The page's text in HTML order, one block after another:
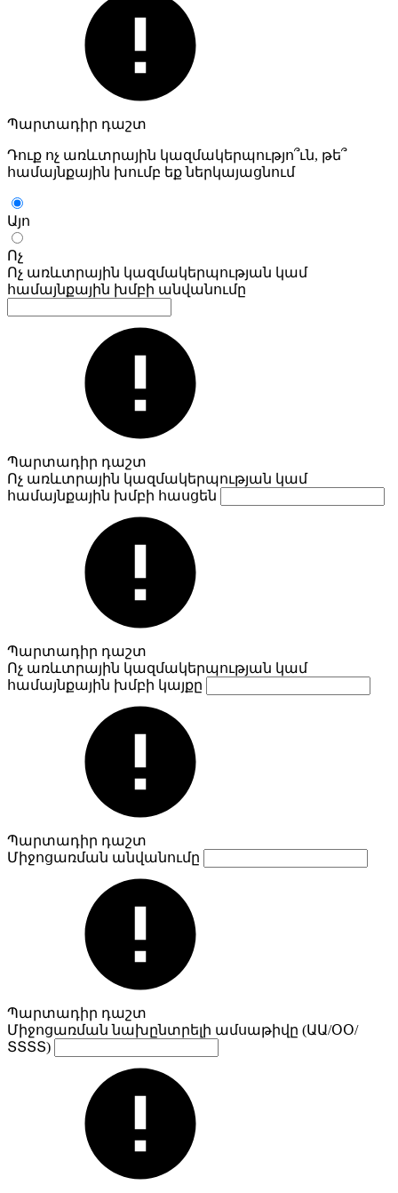
Պարտադիր դաշտ
Դուք ոչ առևտրային կազմակերպությո՞ւն, թե՞
համայնքային խումբ եք ներկայացնում
Այո
Ոչ
Ոչ առևտրային կազմակերպության կամ
համայնքային խմբի անվանումը
Պարտադիր դաշտ
Ոչ առևտրային կազմակերպության կամ
համայնքային խմբի հասցեն
Պարտադիր դաշտ
Ոչ առևտրային կազմակերպության կամ
համայնքային խմբի կայքը
Պարտադիր դաշտ
Միջոցառման անվանումը
Պարտադիր դաշտ
Միջոցառման նախընտրելի ամսաթիվը (ԱԱ/ՕՕ/
ՏՏՏՏ)